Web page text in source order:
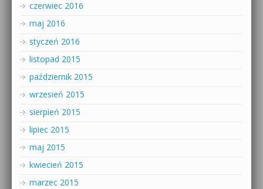
czerwiec 2016
maj 2016
styczeń 2016
listopad 2015
październik 2015
wrzesień 2015
sierpień 2015
lipiec 2015
maj 2015
kwiecień 2015
marzec 2015